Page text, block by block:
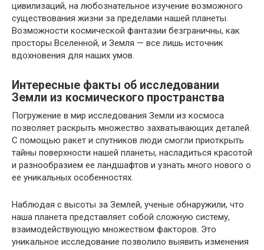
цивилизаций, на любознательное изучение возможного
существования жизни за пределами нашей планеты.
Возможности космической фантазии безграничны, как
просторы Вселенной, и Земля — все лишь источник
вдохновения для наших умов.
Интересные факты об исследовании
Земли из космического пространства
Погружение в мир исследования Земли из космоса
позволяет раскрыть множество захватывающих деталей.
С помощью ракет и спутников люди смогли приоткрыть
тайны поверхности нашей планеты, насладиться красотой
и разнообразием ее ландшафтов и узнать много нового о
ее уникальных особенностях.
Наблюдая с высоты за Землей, ученые обнаружили, что
наша планета представляет собой сложную систему,
взаимодействующую множеством факторов. Это
уникальное исследование позволило выявить изменения